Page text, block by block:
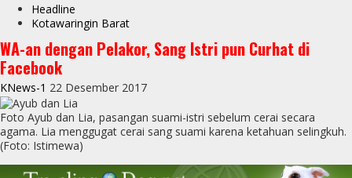
Headline
Kotawaringin Barat
WA-an dengan Pelakor, Sang Istri pun Curhat di
Facebook
KNews-1 22 Desember 2017
Foto Ayub dan Lia, pasangan suami-istri sebelum cerai secara
agama. Lia menggugat cerai sang suami karena ketahuan selingkuh.
(Foto: Istimewa)